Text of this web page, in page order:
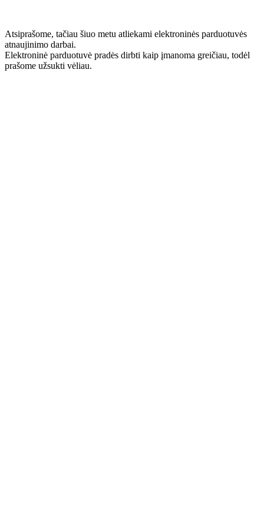
Atsiprašome, tačiau šiuo metu atliekami elektroninės parduotuvės
atnaujinimo darbai.
Elektroninė parduotuvė pradės dirbti kaip įmanoma greičiau, todėl
prašome užsukti vėliau.